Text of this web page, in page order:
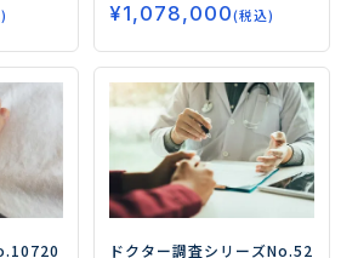
実態と
する
身療法（生物学的製剤/JAK
阻害薬）の治療実態・評
価、開発薬のニーズを徹底
調査ー
¥1,078,000(税込)
20 ドクター調査シリーズNo.52